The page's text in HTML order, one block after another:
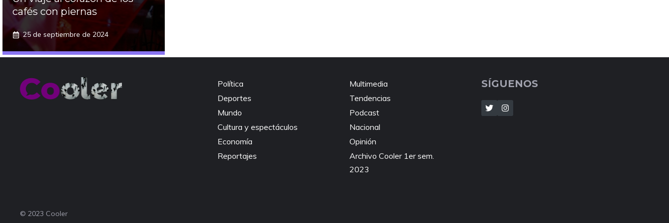
cafés con piernas
25 de septiembre de 2024
Política
Deportes
Mundo
Cultura y espectáculos
Economía
Reportajes
Multimedia
Tendencias
Podcast
Nacional
Opinión
Archivo Cooler 1er sem.
2023
SÍGUENOS
© 2023 Cooler